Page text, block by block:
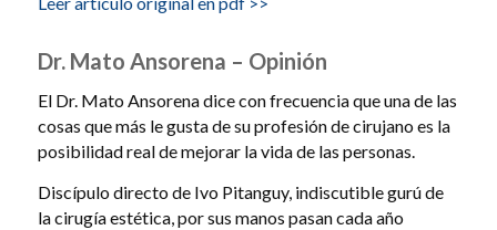
Dr. Mato Ansorena – Opinión
El Dr. Mato Ansorena dice con frecuencia que una de las
cosas que más le gusta de su profesión de cirujano es la
posibilidad real de mejorar la vida de las personas.
Discípulo directo de Ivo Pitanguy, indiscutible gurú de
la cirugía estética, por sus manos pasan cada año